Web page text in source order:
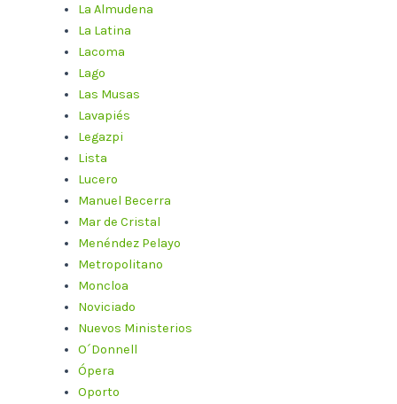
La Almudena
La Latina
Lacoma
Lago
Las Musas
Lavapiés
Legazpi
Lista
Lucero
Manuel Becerra
Mar de Cristal
Menéndez Pelayo
Metropolitano
Moncloa
Noviciado
Nuevos Ministerios
O´Donnell
Ópera
Oporto